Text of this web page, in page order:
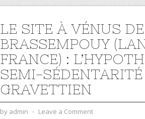
LE SITE À VÉNUS DE
BRASSEMPOUY
FRANCE) :
SEMI-
GRAVETTIEN
by admin ⋅ Leave a Comment